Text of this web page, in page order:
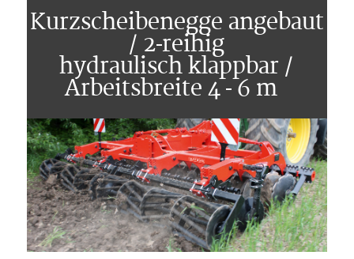
Kurzscheibenegge angebaut
/ 2-reihig
hydraulisch klappbar /
Arbeitsbreite 4 - 6 m